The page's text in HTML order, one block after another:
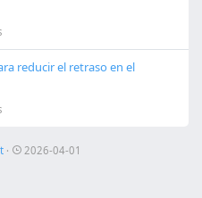
reducir el retraso en el
· 2026-04-01